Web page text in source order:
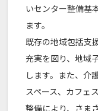
いセンター整備基
ます。
既存の地域包括支
充実を図り、地域
します。また、介
スペース、カフェ
整備により、さま